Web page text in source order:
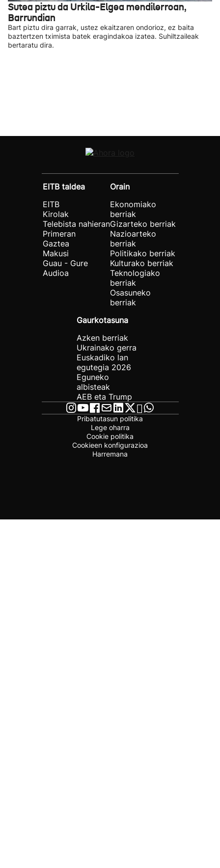
Sutea piztu da Urkila-Elgea mendilerroan,
Barrundian
Bart piztu dira garrak, ustez ekaitzaren ondorioz, ez baita
baztertzen tximista batek eragindakoa izatea. Suhiltzaileak
bertaratu dira.
EITB taldea
EITB
Kirolak
Telebista nahieran
Primeran
Gaztea
Makusi
Guau - Gure
Audioa
Orain
Ekonomiako
berriak
Gizarteko berriak
Nazioarteko
berriak
Politikako berriak
Kulturako berriak
Teknologiako
berriak
Osasuneko
berriak
Gaurkotasuna
Azken berriak
Ukrainako gerra
Euskadiko lan
egutegia 2026
Eguneko
albisteak
AEB eta Trump
Pribatutasun politika
Lege oharra
Cookie politika
Cookieen konfigurazioa
Harremana